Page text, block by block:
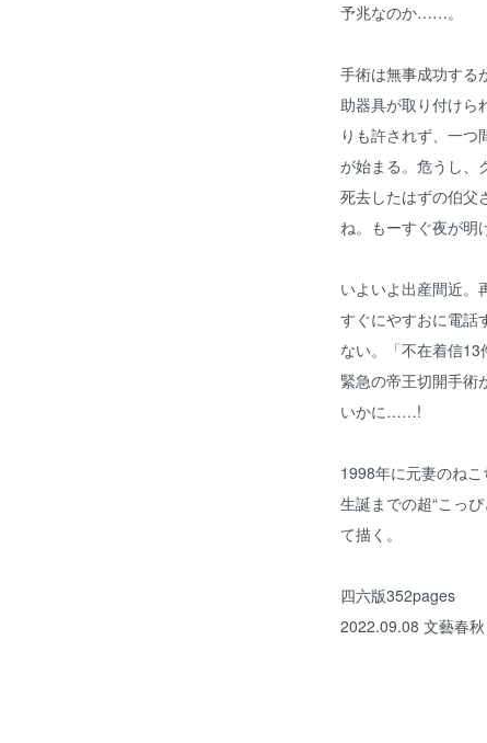
予兆なのか……。
手術は無事成功する
助器具が取り付けら
りも許されず、一つ
が始まる。危うし、
死去したはずの伯父
ね。もーすぐ夜が明
いよいよ出産間近。
すぐにやすおに電話
ない。「不在着信13
緊急の帝王切開手術
いかに……!
1998年に元妻のね
生誕までの超“こっ
て描く。
四六版352pages
2022.09.08 文藝春秋